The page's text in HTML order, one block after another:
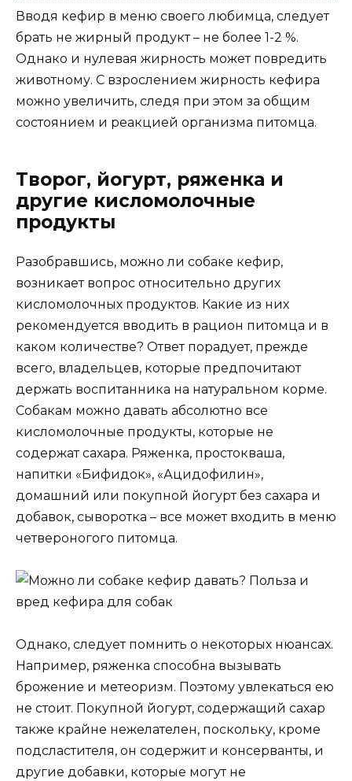
Вводя кефир в меню своего любимца, следует
брать не жирный продукт – не более 1-2 %.
Однако и нулевая жирность может повредить
животному. С взрослением жирность кефира
можно увеличить, следя при этом за общим
состоянием и реакцией организма питомца.
Творог, йогурт, ряженка и
другие кисломолочные
продукты
Разобравшись, можно ли собаке кефир,
возникает вопрос относительно других
кисломолочных продуктов. Какие из них
рекомендуется вводить в рацион питомца и в
каком количестве? Ответ порадует, прежде
всего, владельцев, которые предпочитают
держать воспитанника на натуральном корме.
Собакам можно давать абсолютно все
кисломолочные продукты, которые не
содержат сахара. Ряженка, простокваша,
напитки «Бифидок», «Ацидофилин»,
домашний или покупной йогурт без сахара и
добавок, сыворотка – все может входить в меню
четвероногого питомца.
Однако, следует помнить о некоторых нюансах.
Например, ряженка способна вызывать
брожение и метеоризм. Поэтому увлекаться ею
не стоит. Покупной йогурт, содержащий сахар
также крайне нежелателен, поскольку, кроме
подсластителя, он содержит и консерванты, и
другие добавки, которые могут не